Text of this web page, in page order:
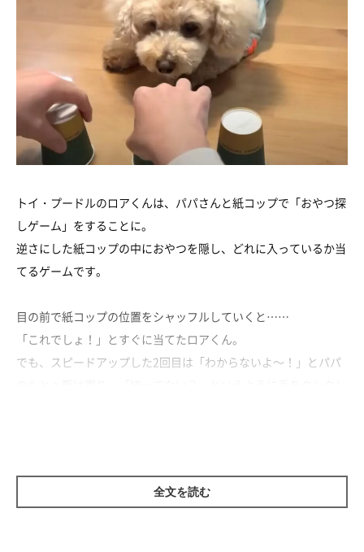
トイ・プードルのロアくんは、パパさんと紙コップで「おやつ探
しゲーム」をすることに。
逆さにした紙コップの中におやつを隠し、どれに入っているか当
てるゲームです。
目の前で紙コップの位置をシャッフルしていくと……
「これでしょ！」とすぐに当てたロアくん。
でも、スピードアップした2回目は「わからないよ～！」とパパ
り、あまりにも早く当てようとしたりと、珍プレーもちらほら。
ゲームもおやつもしっかり楽しんだロアくんでした！
全文を読む